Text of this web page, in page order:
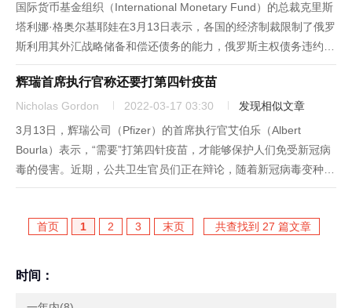
国际货币基金组织（International Monetary Fund）的总裁克里斯
塔利娜·格奥尔基耶娃在3月13日表示，各国的经济制裁限制了俄罗
斯利用其外汇战略储备和偿还债务的能力，俄罗斯主权债务违约不
再是“不可能发生之事”。格奥尔基耶娃在哥伦比亚广播公司
（CBS）的《面对全国》（Face th...
辉瑞首席执行官称还要打第四针疫苗
Nicholas Gordon 2022-03-17 03:30
发现相似文章
3月13日，辉瑞公司（Pfizer）的首席执行官艾伯乐（Albert
Bourla）表示，“需要”打第四针疫苗，才能够保护人们免受新冠病
毒的侵害。近期，公共卫生官员们正在辩论，随着新冠病毒变种不
断出现，是否意味着我们都需要再打一针加强针。“首先，我们非
首页
1 2 3 末页 共查找到 27 篇文章
时间：